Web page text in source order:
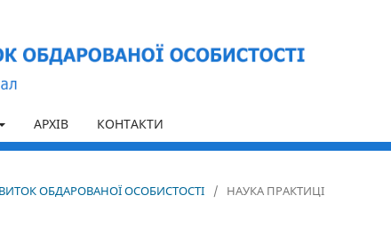
АРХІВ КОНТАКТИ
ОБДАРОВАНОЇ ОСОБИСТОСТІ / НАУКА ПРАКТИЦІ